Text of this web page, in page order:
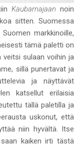
Kaubamajaan noin
sitten. Suomessa
markkinoille,
tämä paletti on
veitsi sulaan voihin ja
sillä punertavat ja
ja näyttävät
katsellut erilaisia
tällä paletilla ja
uskonut, että
niin hyvältä. Itse
kaiken irti tästä